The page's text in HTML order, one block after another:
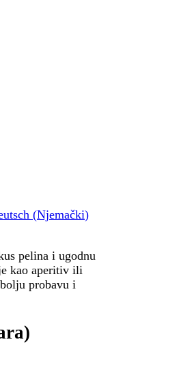
(Njemački)
pelina i ugodnu
kao aperitiv ili
probavu i